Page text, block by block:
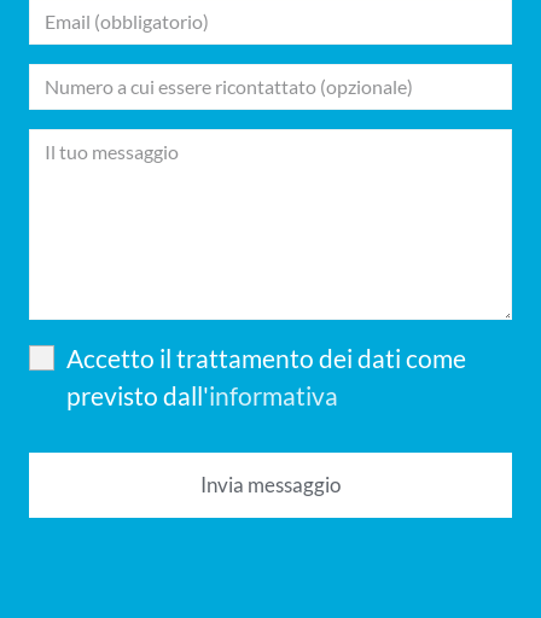
Accetto il trattamento dei dati come
previsto dall'informativa